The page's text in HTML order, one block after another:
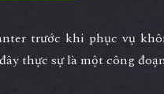
trước khi phục vụ
thực sự là một công